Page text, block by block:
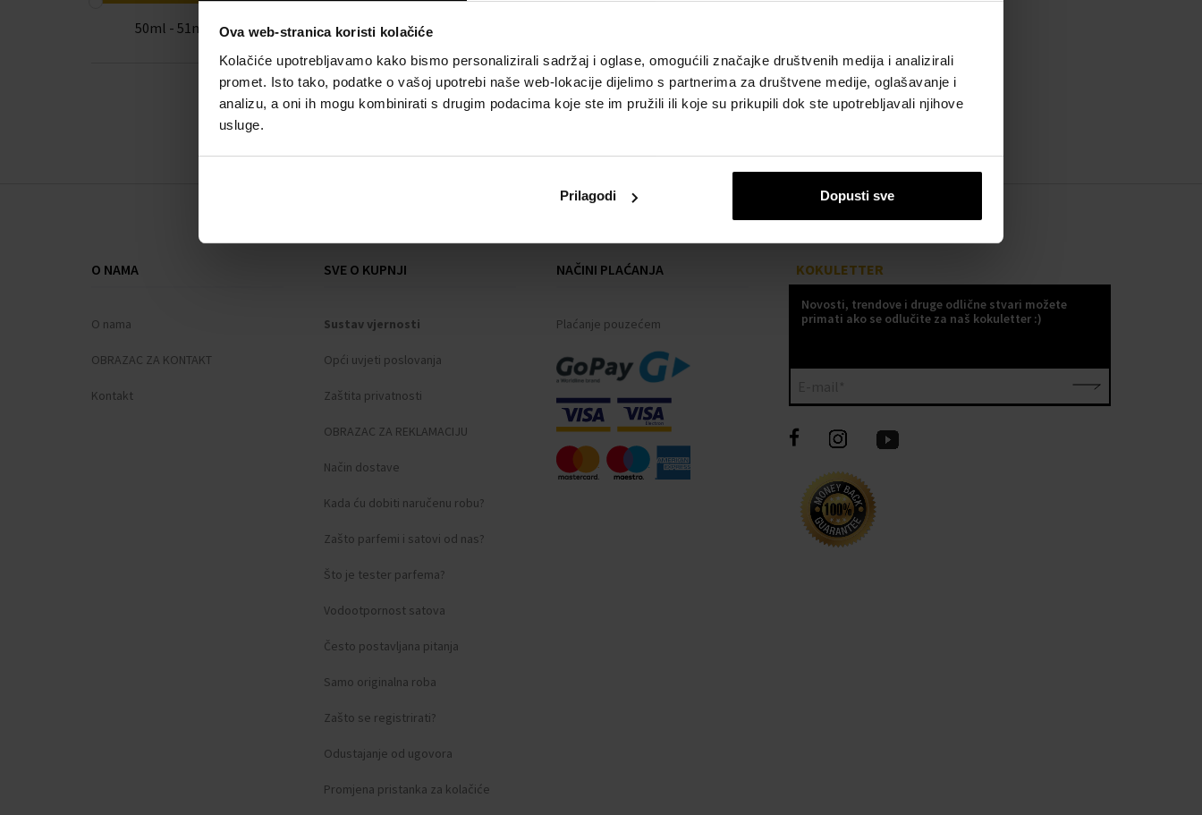
Ova web-stranica koristi kolačiće
Kolačiće upotrebljavamo kako bismo personalizirali sadržaj i oglase, omogućili značajke društvenih medija i analizirali
promet. Isto tako, podatke o vašoj upotrebi naše web-lokacije dijelimo s partnerima za društvene medije, oglašavanje i
analizu, a oni ih mogu kombinirati s drugim podacima koje ste im pružili ili koje su prikupili dok ste upotrebljavali njihove
usluge.
Prilagodi Dopusti sve
50ml - 51ml
O NAMA
O nama
OBRAZAC ZA KONTAKT
Kontakt
SVE O KUPNJI
Sustav vjernosti
Opći uvjeti poslovanja
Zaštita privatnosti
OBRAZAC ZA REKLAMACIJU
Način dostave
Kada ću dobiti naručenu robu?
Zašto parfemi i satovi od nas?
Što je tester parfema?
Vodootpornost satova
Često postavljana pitanja
Samo originalna roba
Zašto se registrirati?
Odustajanje od ugovora
Promjena pristanka za kolačiće
NAČINI PLAĆANJA
Plaćanje pouzećem
KOKULETTER
Novosti, trendove i druge odlične stvari možete
primati ako se odlučite za naš kokuletter :)